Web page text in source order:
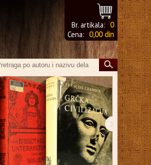
Br. artikala: 0
Cena: 0,00 din
›